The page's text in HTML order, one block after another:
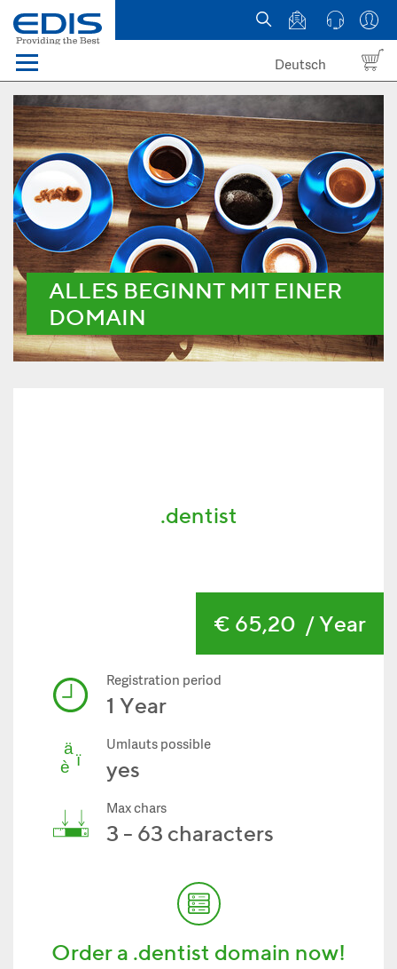
Menü
Domain names
Hosting
News
about EDIS
Deutsch
ALLES BEGINNT MIT EINER
DOMAIN
.dentist
€ 65,20 / Year
Registration period
1 Year
Umlauts possible
yes
Max chars
3 - 63 characters
Order a .dentist domain now!